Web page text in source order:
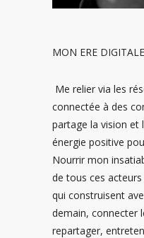
MON ERE DIGITALE
Me relier via les
connectée à des
partage la vision et
énergie positive
Nourrir mon
de tous ces
qui construisent
demain, connecter
repartager,